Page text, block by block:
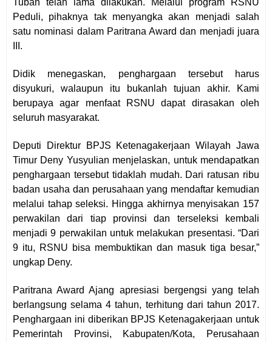
Peduli, pihaknya tak menyangka akan menjadi salah
satu nominasi dalam Paritrana Award dan menjadi juara
III.
Didik menegaskan, penghargaan tersebut harus
disyukuri, walaupun itu bukanlah tujuan akhir. Kami
berupaya agar menfaat RSNU dapat dirasakan oleh
seluruh masyarakat.
Deputi Direktur BPJS Ketenagakerjaan Wilayah Jawa
Timur Deny Yusyulian menjelaskan, untuk mendapatkan
penghargaan tersebut tidaklah mudah. Dari ratusan ribu
badan usaha dan perusahaan yang mendaftar kemudian
melalui tahap seleksi. Hingga akhirnya menyisakan 157
perwakilan dari tiap provinsi dan terseleksi kembali
menjadi 9 perwakilan untuk melakukan presentasi. “Dari
9 itu, RSNU bisa membuktikan dan masuk tiga besar,”
ungkap Deny.
Paritrana Award Ajang apresiasi bergengsi yang telah
berlangsung selama 4 tahun, terhitung dari tahun 2017.
Penghargaan ini diberikan BPJS Ketenagakerjaan untuk
Pemerintah Provinsi, Kabupaten/Kota, Perusahaan